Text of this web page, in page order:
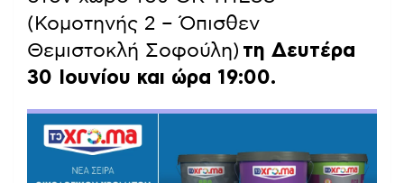
(Κομοτηνής 2 – Όπισθεν
Θεμιστοκλή Σοφούλη) τη Δευτέρα
30 Ιουνίου και ώρα 19:00.